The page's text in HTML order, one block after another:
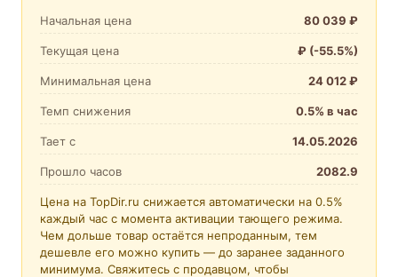
Начальная цена 80 039 ₽
Текущая цена ₽ (-55.5%)
Минимальная цена 24 012 ₽
Темп снижения 0.5% в час
Тает с 14.05.2026
Прошло часов 2082.9
Цена на TopDir.ru снижается автоматически на 0.5%
каждый час с момента активации тающего режима.
Чем дольше товар остаётся непроданным, тем
дешевле его можно купить — до заранее заданного
минимума. Свяжитесь с продавцом, чтобы